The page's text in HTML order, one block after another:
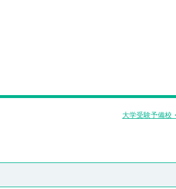
大学受験予備校